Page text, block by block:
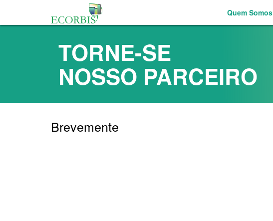
Quem Somos
TORNE-SE
NOSSO PARCEIRO
Brevemente